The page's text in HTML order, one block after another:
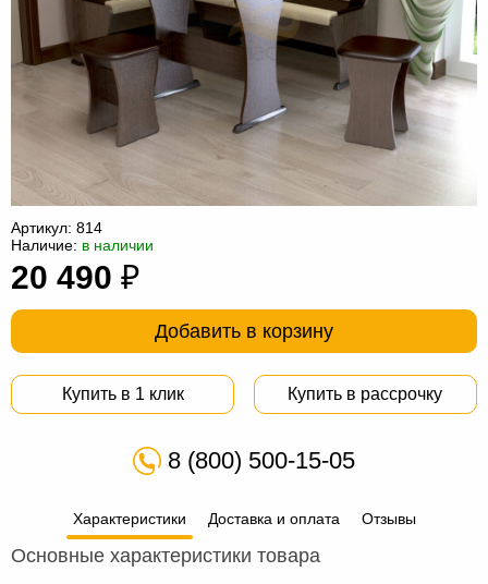
гостиную
для
прихожей
Столы
Комоды
под
компьютер
Мебель
для
ванной
Мебель
трансформер
Матрасы
Кресла-
ротанга
мебель
Косметологическое
Артикул: 814
Наличие: в наличии
20 490 ₽
Добавить в корзину
Купить в 1 клик Купить в рассрочку
8 (800) 500-15-05
Характеристики Доставка и оплата Отзывы
Основные характеристики товара